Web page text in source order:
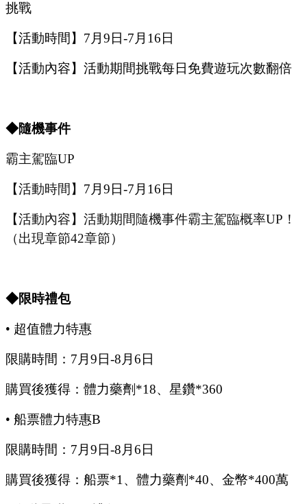
挑戰
【活動時間】 7月 9 日-7月 16 日
【活動內容】活動期間挑戰每日免費遊玩次數翻倍
◆隨機事件
霸主駕臨UP
【活動時間】 7月 9 日-7月 16 日
【活動內容】活動期間隨機事件霸主駕臨概率UP ！
（出現章節42章節）
◆限時禮包
• 超值體力特惠
限購時間： 7月 9 日-8月 6 日
購買後獲得：體力藥劑 *18、星鑽*360
• 船票體力特惠B
限購時間： 7月 9 日-8月 6 日
購買後獲得：船票*1、體力藥劑*40、金幣*400萬